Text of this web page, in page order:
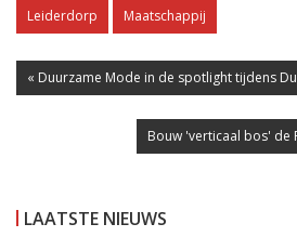
Leiderdorp Maatschappij
« Duurzame Mode in de spotlight tijdens
Bouw 'verticaal bos' de
LAATSTE NIEUWS